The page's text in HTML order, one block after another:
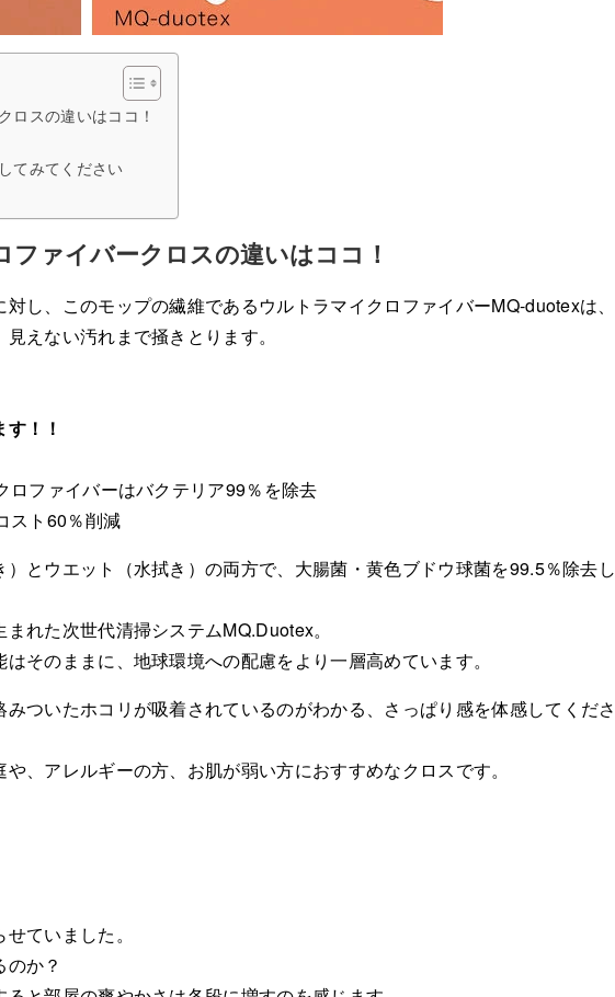
ロスの違いはココ！
てみてください
ァイバークロスの違いはココ！
し、このモップの繊維であるウルトラマイクロファイバーMQ-duotexは、
えない汚れまで掻きとります。
！！
ロファイバーはバクテリア99％を除去
スト60％削減
とウエット（水拭き）の両方で、大腸菌・黄色ブドウ球菌を99.5％除去し
れた次世代清掃システムMQ.Duotex。
そのままに、地球環境への配慮をより一層高めています。
ついたホコリが吸着されているのがわかる、さっぱり感を体感してくださ
、アレルギーの方、お肌が弱い方におすすめなクロスです。
ていました。
か？